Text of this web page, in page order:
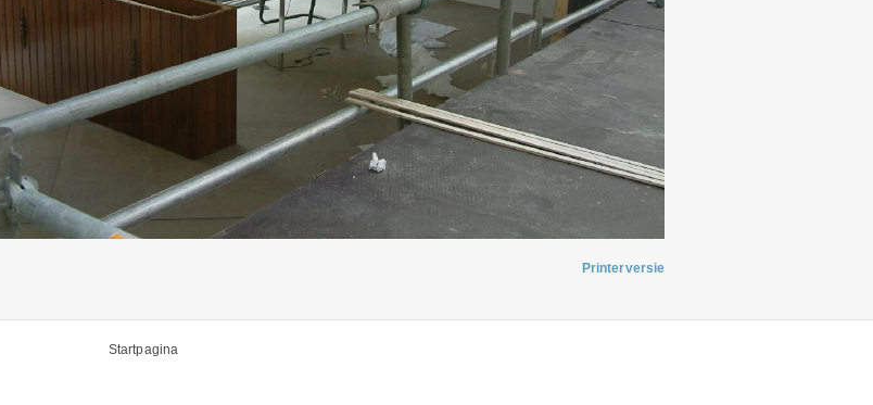
Printerversie
Startpagina